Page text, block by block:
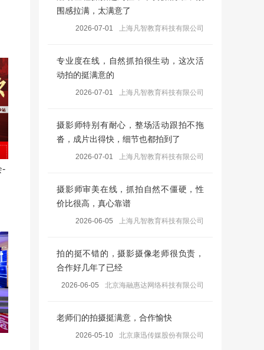
-
围感拉满，太满意了
2026-07-01 上海凡智教育科技有限公司
专业度在线，自然抓拍很生动，这次活
动拍的挺满意的
2026-07-01 上海凡智教育科技有限公司
摄影师特别有耐心，整场活动跟拍不拖
沓，成片出得快，细节也都拍到了
2026-07-01 上海凡智教育科技有限公司
摄影师审美在线，抓拍自然不僵硬，性
价比很高，真心靠谱
2026-06-05 上海凡智教育科技有限公司
拍的挺不错的，摄影摄像老师很负责，
合作好几年了已经
2026-06-05 北京海融惠达网络科技有限公司
老师们的拍摄挺满意，合作愉快
2026-05-10 北京康迅传媒股份有限公司